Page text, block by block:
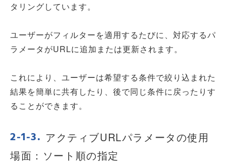
タリングしています。
ユーザーがフィルターを適用するたびに、対応するパ
ラメータがURLに追加または更新されます。
これにより、ユーザーは希望する条件で絞り込まれた
結果を簡単に共有したり、後で同じ条件に戻ったりす
ることができます。
アクティブURLパラメータの使用
場面：ソート順の指定